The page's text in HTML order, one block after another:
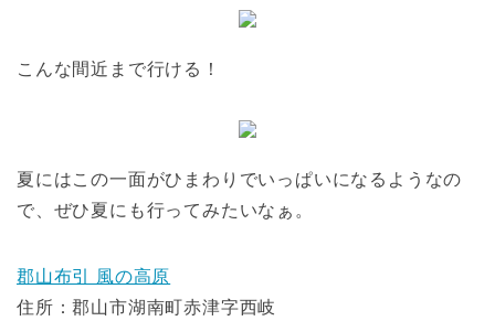
こんな間近まで行ける！
夏にはこの一面がひまわりでいっぱいになるようなの
で、ぜひ夏にも行ってみたいなぁ。
郡山布引 風の高原
住所：郡山市湖南町赤津字西岐